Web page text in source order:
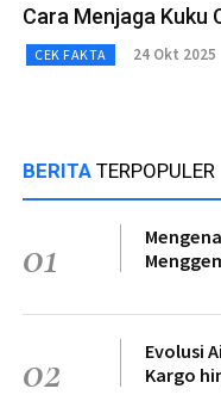
Cara Menjaga Kuku
CEK FAKTA 24 Okt 2025
BERITA TERPOPULER
01
02
Evolusi
Kargo